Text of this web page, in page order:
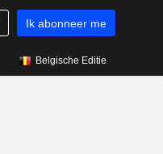
Ik abonneer me
Belgische Editie